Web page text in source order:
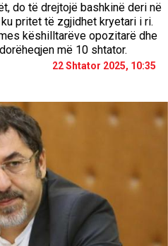
do të drejtojë bashkinë deri në
pritet të zgjidhet kryetari i ri.
këshilltarëve opozitarë dhe
më 10 shtator.
22 Shtator 2025, 10:35